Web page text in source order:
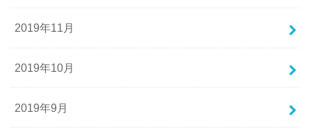
2019年11月
2019年10月
2019年9月